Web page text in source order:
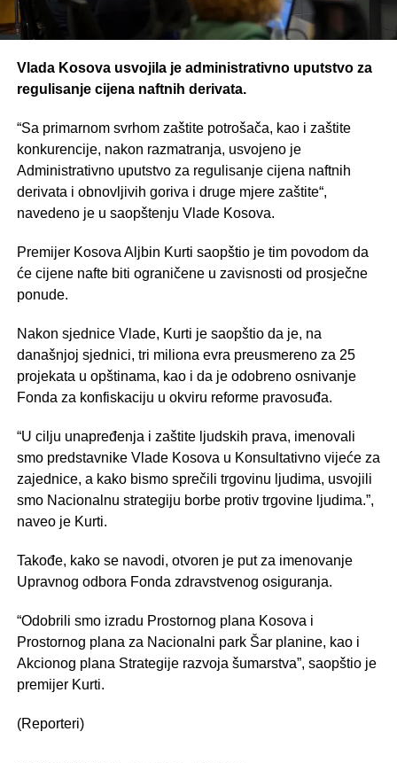
Vlada Kosova usvojila je administrativno uputstvo za
regulisanje cijena naftnih derivata.
“Sa primarnom svrhom zaštite potrošača, kao i zaštite
konkurencije, nakon razmatranja, usvojeno je
Administrativno uputstvo za regulisanje cijena naftnih
derivata i obnovljivih goriva i druge mjere zaštite“,
navedeno je u saopštenju Vlade Kosova.
Premijer Kosova Aljbin Kurti saopštio je tim povodom da
će cijene nafte biti ograničene u zavisnosti od prosječne
ponude.
Nakon sjednice Vlade, Kurti je saopštio da je, na
današnjoj sjednici, tri miliona evra preusmereno za 25
projekata u opštinama, kao i da je odobreno osnivanje
Fonda za konfiskaciju u okviru reforme pravosuđa.
“U cilju unapređenja i zaštite ljudskih prava, imenovali
smo predstavnike Vlade Kosova u Konsultativno vijeće za
zajednice, a kako bismo sprečili trgovinu ljudima, usvojili
smo Nacionalnu strategiju borbe protiv trgovine ljudima.”,
naveo je Kurti.
Takođe, kako se navodi, otvoren je put za imenovanje
Upravnog odbora Fonda zdravstvenog osiguranja.
“Odobrili smo izradu Prostornog plana Kosova i
Prostornog plana za Nacionalni park Šar planine, kao i
Akcionog plana Strategije razvoja šumarstva”, saopštio je
premijer Kurti.
(Reporteri)